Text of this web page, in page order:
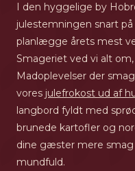
I den hyggelige by
julestemningen snart
planlægge årets mest
Smageriet ved vi alt
Madoplevelser der
vores julefrokost ud af
langbord fyldt med
brunede kartofler og
dine gæster mere
mundfuld.